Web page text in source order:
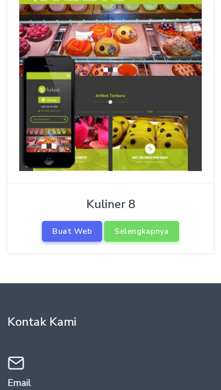
Kuliner 8
Buat Web Selengkapnya
Kontak Kami
Email